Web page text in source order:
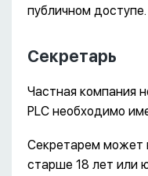
публичном доступе.
Секретарь
Частная компания
PLC необходимо
Секретарем может
старше 18 лет или